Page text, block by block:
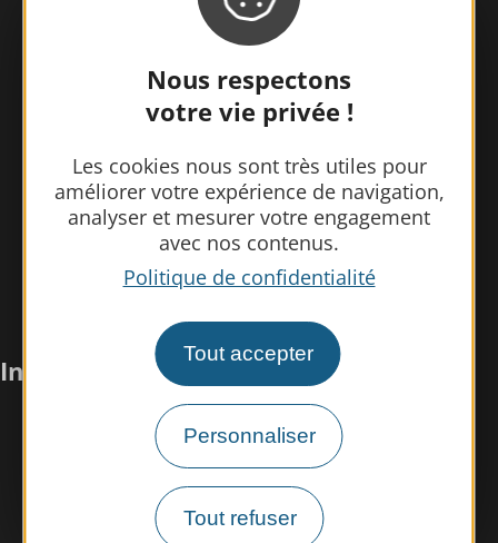
Nous respectons
votre vie privée !
Les cookies nous sont très utiles pour
améliorer votre expérience de navigation,
analyser et mesurer votre engagement
avec nos contenus.
Politique de confidentialité
Tout accepter
Personnaliser
Tout refuser
Infos pratiques
Nous rencontrer
Nos brochures
Espace pro/presse